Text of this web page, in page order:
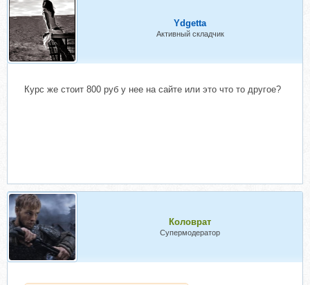
Ydgetta
Активный складчик
Курс же стоит 800 руб у нее на сайте или это что то другое?
Коловрат
Супермодератор